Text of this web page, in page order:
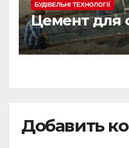
БУДІВЕЛЬНІ ТЕХНОЛОГІЇ
Цемент для
Добавить